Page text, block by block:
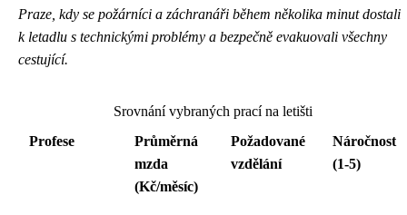
Praze, kdy se požárníci a záchranáři během několika minut dostali
k letadlu s technickými problémy a bezpečně evakuovali všechny
cestující.
Srovnání vybraných prací na letišti
Profese
Průměrná
mzda
(Kč/měsíc)
Požadované
vzdělání
Náročnost
(1-5)